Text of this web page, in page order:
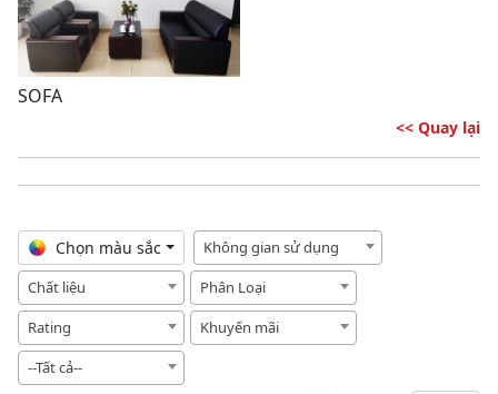
SOFA
<< Quay lại
Chọn màu sắc
Không gian sử dụng
Chất liệu
Phân Loại
Rating
Khuyến mãi
--Tất cả--